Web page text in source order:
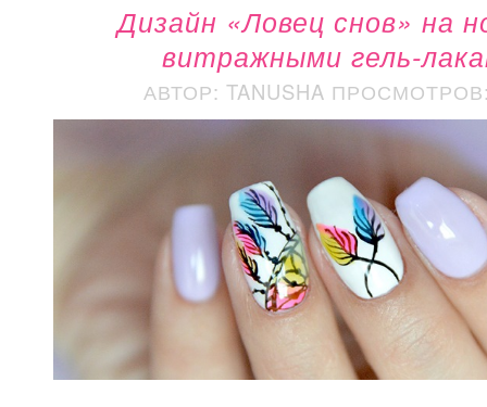
Дизайн «Ловец снов» на
витражными гель-
АВТОР: TANUSHA